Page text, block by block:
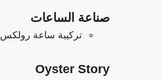
صناعة الساعات
تركيبة ساعة رولكس
Oyster Story